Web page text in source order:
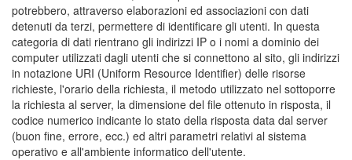
potrebbero, attraverso elaborazioni ed associazioni con dati
detenuti da terzi, permettere di identificare gli utenti. In questa
categoria di dati rientrano gli indirizzi IP o i nomi a dominio dei
computer utilizzati dagli utenti che si connettono al sito, gli indirizzi
in notazione URI (Uniform Resource Identifier) delle risorse
richieste, l'orario della richiesta, il metodo utilizzato nel sottoporre
la richiesta al server, la dimensione del file ottenuto in risposta, il
codice numerico indicante lo stato della risposta data dal server
(buon fine, errore, ecc.) ed altri parametri relativi al sistema
operativo e all'ambiente informatico dell'utente.